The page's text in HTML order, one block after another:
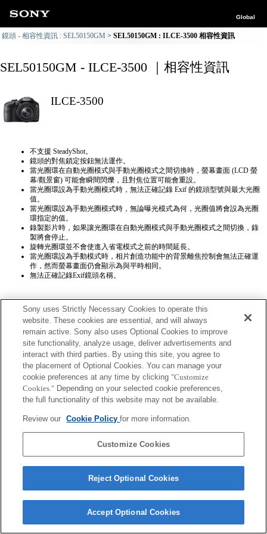
Global
鏡頭 - 相容性資訊 : SEL50150GM SEL50150GM : ILCE-3500 相容性資訊
SEL50150GM - ILCE-3500 ｜相容性資訊
ILCE-3500
不支援 SteadyShot。
鏡頭的對焦鎖定按鈕無法運作。
當光圈環在自動光圈模式與手動光圈模式之間切換時，螢幕畫面 (LCD 螢
幕/觀景窗) 可能會瞬間閃爍，且對焦位置可能會重設。
當光圈環設為手動光圈模式時，無法正確記錄 Exif 的鏡頭型號與最大光圈
值。
當光圈環設為手動光圈模式時，無論曝光模式為何，光圈值將會設為光圈
環指定的值。
錄製影片時，如果讓光圈環在自動光圈模式與手動光圈模式之間切換，錄
製將會停止。
旋轉光圈環並不會使進入省電模式之前的時間延長。
當光圈環設為手動模式時，相片創造功能中的背景離焦控制會無法正確運
作，然而螢幕畫面仍會顯示為與平時相同。
無法正確記錄Exif鏡頭名稱。
Terms of Use Contact Us
Sony uses Strictly Necessary Cookies to operate this
website. These cookies are essential, and will always
remain active. Sony also uses Optional Cookies to improve
site functionality, analyze usage, deliver advertisements and
interact with third parties. By using this site, you agree to
the placement of Optional Cookies. You can manage your
cookie preferences at any time by clicking "Customize
Cookies." Depending on your selected cookie preferences,
the full functionality of this website may not be available.
Review our Cookie Policyfor more information.
Customize Cookies
Reject Optional Cookies
Accept Optional Cookies